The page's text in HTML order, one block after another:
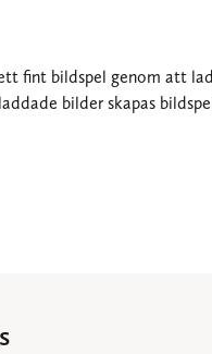
fint bildspel genom att
bilder skapas